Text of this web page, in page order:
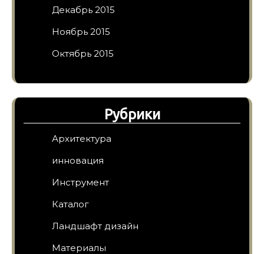
Декабрь 2015
Ноябрь 2015
Октябрь 2015
Рубрики
Архитектура
инновация
Инструмент
Каталог
Ландшафт дизайн
Материалы